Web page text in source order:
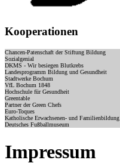
Kooperationen
Chancen-Patenschaft der Stiftung Bildung
Sozialgenial
DKMS - Wir besiegen Blutkrebs
Landesprogramm Bildung und Gesundheit
Stadtwerke Bochum
VfL Bochum 1848
Hochschule für Gesundheit
Greentable
Partner der Green Chefs
Euro-Toques
Katholische Erwachsenen- und Familienbildung
Deutsches Fußballmuseum
Impressum